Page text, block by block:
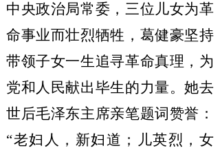
中央政治局常委，三位儿女为革
命事业而壮烈牺牲，葛健豪坚持
带领子女一生追寻革命真理，为
党和人民献出毕生的力量。她去
世后毛泽东主席亲笔题词赞誉 ：
“老妇人，新妇道；儿英烈，女